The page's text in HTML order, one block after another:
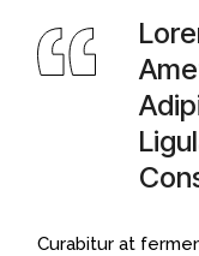
Curabitur at